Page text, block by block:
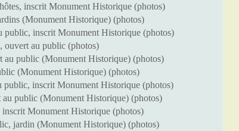
inscrit Monument Historique (photos)
(Monument Historique) (photos)
inscrit Monument Historique (photos)
au public (photos)
au public (Monument Historique) (photos)
(Monument Historique) (photos)
inscrit Monument Historique (photos)
public (Monument Historique) (photos)
Monument Historique (photos)
jardin (Monument Historique) (photos)